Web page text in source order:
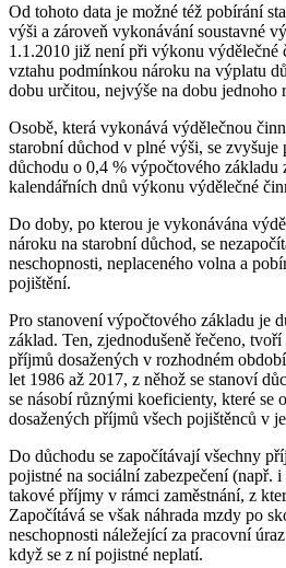
Od tohoto data je možné též pobírání
výši a zároveň vykonávání soustavné
1.1.2010 již není při výkonu výdělečné
vztahu podmínkou nároku na výplatu
dobu určitou, nejvýše na dobu jednoho
Osobě, která vykonává výdělečnou
starobní důchod v plné výši, se zvyšuje
důchodu o 0,4 % výpočtového základu
kalendářních dnů výkonu výdělečné
Do doby, po kterou je vykonávána
nároku na starobní důchod, se
neschopnosti, neplaceného volna a
pojištění.
Pro stanovení výpočtového základu je
základ. Ten, zjednodušeně řečeno,
příjmů dosažených v rozhodném
let 1986 až 2017, z něhož se stanoví
se násobí různými koeficienty, které se
dosažených příjmů všech pojištěnců v
Do důchodu se započítávají všechny
pojistné na sociální zabezpečení (např.
takové příjmy v rámci zaměstnání, z
Započítává se však náhrada mzdy po
neschopnosti náležející za pracovní
když se z ní pojistné neplatí.